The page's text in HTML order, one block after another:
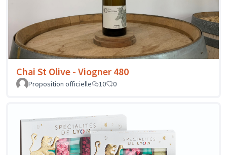
Chai St Olive - Viogner 480
Proposition officielle 10 0